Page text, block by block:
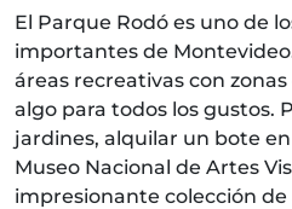
El Parque Rodó es uno de
importantes de
áreas recreativas con
algo para todos los gustos.
jardines, alquilar un bote
Museo Nacional de Artes
impresionante colección